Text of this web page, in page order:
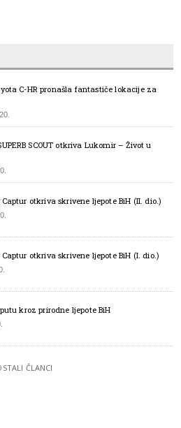
C-HR pronašla fantastiče lokacije za
SCOUT otkriva Lukomir – Život u
Captur otkriva skrivene ljepote BiH (II. dio.)
Captur otkriva skrivene ljepote BiH (I. dio.)
kroz prirodne ljepote BiH
ČLANCI